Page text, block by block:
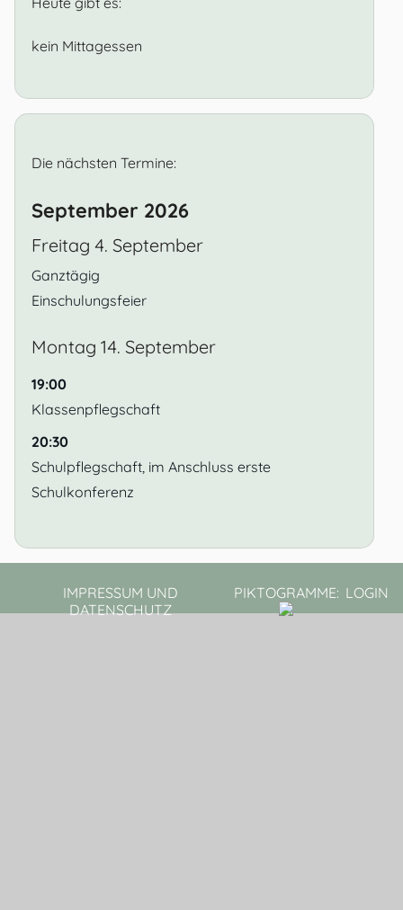
kein Mittagessen
Die nächsten Termine:
September 2026
Freitag 4. September
Ganztägig
Einschulungsfeier
Montag 14. September
19:00
Klassenpflegschaft
20:30
Schulpflegschaft, im Anschluss erste
Schulkonferenz
IMPRESSUM UND
DATENSCHUTZ
PIKTOGRAMME: LOGIN